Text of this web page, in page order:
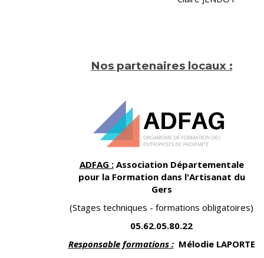
Nos partenaires locaux :
ADFAG :Association Départementale
pour la Formation dans l'Artisanat du
Gers
(Stages techniques - formations obligatoires)
05.62.05.80.22
Responsable formations : Mélodie LAPORTE